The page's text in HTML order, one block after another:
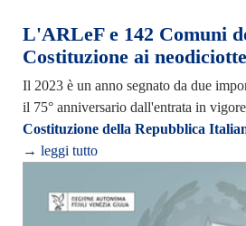
L'ARLeF e 142 Comuni
Costituzione ai
Il 2023 è un anno segnato da due
il 75° anniversario dall'entrata in
Costituzione della Repubblica
→ leggi tutto